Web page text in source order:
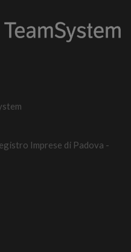
Imprese di Padova -